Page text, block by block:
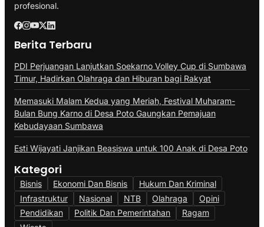
profesional.
Berita Terbaru
PDI Perjuangan Lanjutkan Soekarno Volley Cup di Sumbawa
Timur, Hadirkan Olahraga dan Hiburan bagi Rakyat
Memasuki Malam Kedua yang Meriah, Festival Muharam-
Bulan Bung Karno di Desa Poto Gaungkan Pemajuan
Kebudayaan Sumbawa
Esti Wijayati Janjikan Beasiswa untuk 100 Anak di Desa Poto
Kategori
Bisnis Ekonomi Dan Bisnis
Hukum Dan Kriminal
Infrastruktur
Nasional NTB Olahraga
Opini
Pendidikan
Politik Dan Pemerintahan
Ragam